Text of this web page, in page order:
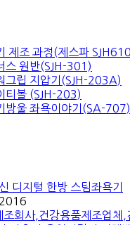
제조 과정(제스파
스 원반(SJH-301)
그립 지압기(SJH-203A)
티볼 (SJH-203)
방울 좌욕이야기(SA-707)
디지털 한방 스팀좌욕기